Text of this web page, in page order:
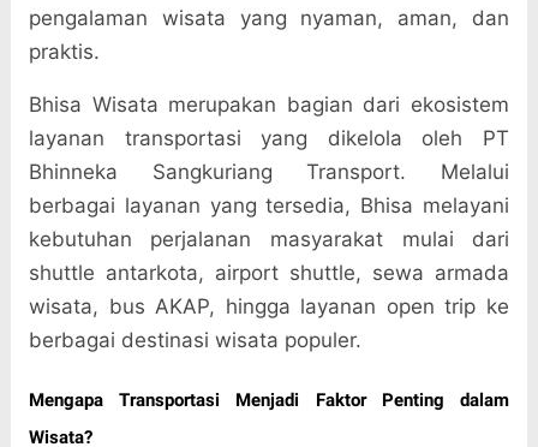
pengalaman wisata yang nyaman, aman, dan
praktis.
Bhisa Wisata merupakan bagian dari ekosistem
layanan transportasi yang dikelola oleh PT
Bhinneka Sangkuriang Transport. Melalui
berbagai layanan yang tersedia, Bhisa melayani
kebutuhan perjalanan masyarakat mulai dari
shuttle antarkota, airport shuttle, sewa armada
wisata, bus AKAP, hingga layanan open trip ke
berbagai destinasi wisata populer.
Mengapa Transportasi Menjadi Faktor Penting dalam
Wisata?